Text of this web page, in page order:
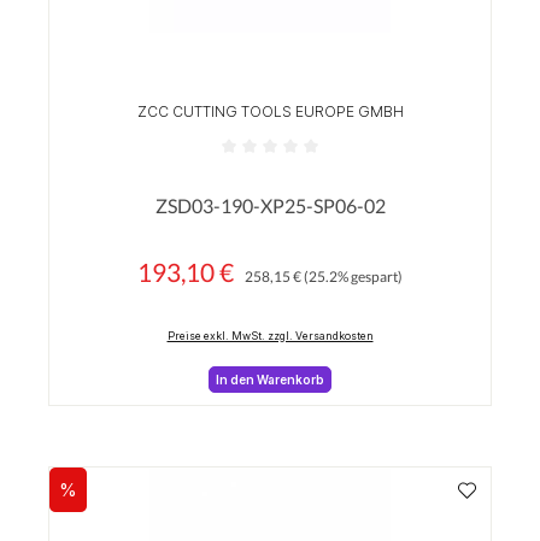
ZCC CUTTING TOOLS EUROPE GMBH
ZSD03-190-XP25-SP06-02
Verkaufspreis:
193,10 € 258,15 €(25.2% gespart)
Preise exkl. MwSt. zzgl. Versandkosten
In den Warenkorb
Rabatt
%